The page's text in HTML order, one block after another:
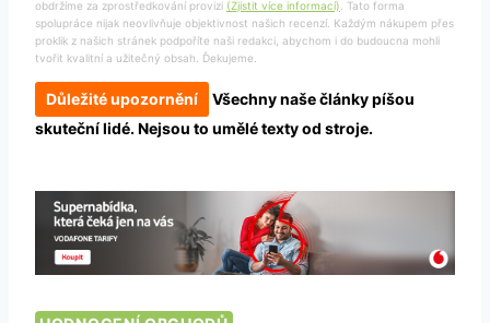
obdržíme za zprostředkování provizi (Zjistit více informací) . Tato forma
spolupráce nijak neovlivňuje objektivnost našich recenzí. Každým nákupem přes
proklik z našich stránek podpoříte naši redakci, abychom i do budoucna mohli
tvořit kvalitní a užitečný obsah. Ďekujeme.
Důležité upozornění
Všechny naše články píšou
skuteční lidé. Nejsou to umělé texty od stroje.